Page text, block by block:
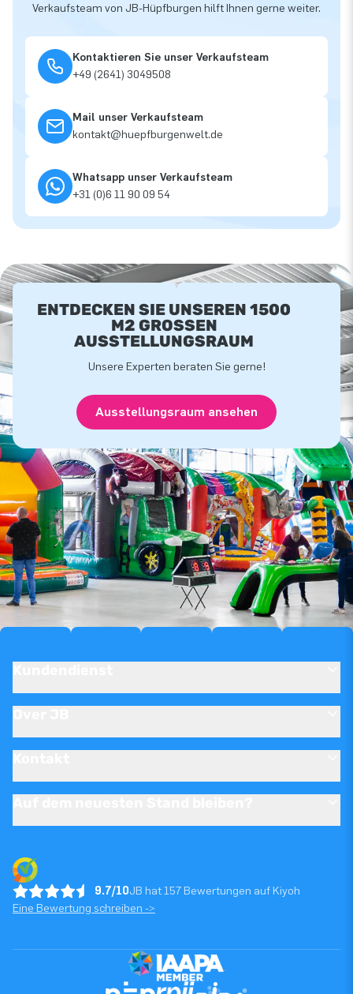
Verkaufsteam von JB-Hüpfburgen hilft Ihnen gerne weiter.
Kontaktieren Sie unser Verkaufsteam
+49 (2641) 3049508
Mail unser Verkaufsteam
kontakt@huepfburgenwelt.de
Whatsapp unser Verkaufsteam
+31 (0)6 11 90 09 54
ENTDECKEN SIE UNSEREN 1500
M2 GROSSEN A
USSTELLUNGSRAUM
Unsere Experten beraten Sie gerne!
Ausstellungsraum ansehen
9.7/10JB hat 157 Bewertungen auf Kiyoh
Eine Bewertung schreiben ->